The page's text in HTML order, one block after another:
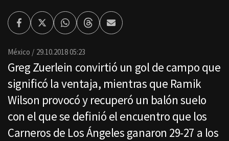
FacebookTwitterWhatsappThreadsEnviar
por
México 29.10.2018 05:23
Greg Zuerlein convirtió un gol de campo que
significó la ventaja, mientras que Ramik
Wilson provocó y recuperó un balón suelo
con el que se definió el encuentro que los
Carneros de Los Ángeles ganaron 29-27 a los